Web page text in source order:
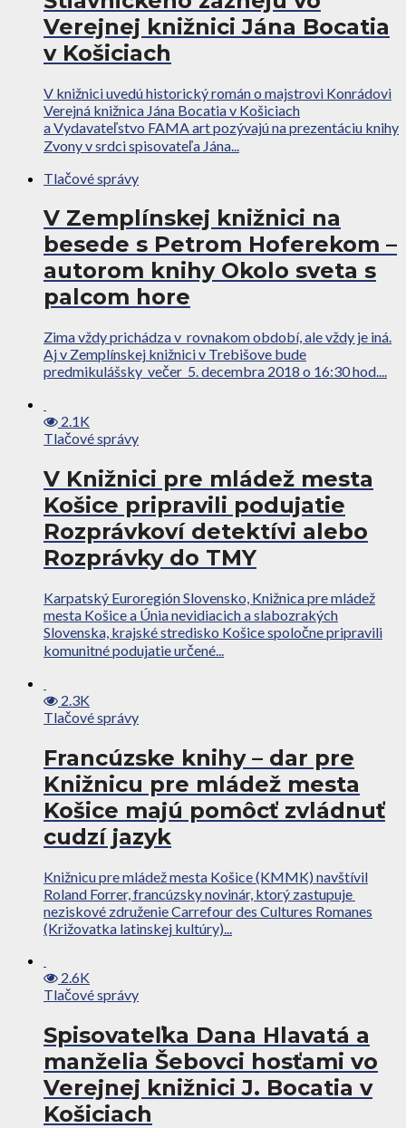
Verejnej knižnici Jána Bocatia
v Košiciach
V knižnici uvedú historický román o majstrovi Konrádovi
Verejná knižnica Jána Bocatia v Košiciach
a Vydavateľstvo FAMA art pozývajú na prezentáciu knihy
Zvony v srdci spisovateľa Jána...
Tlačové správy
V Zemplínskej knižnici na
besede s Petrom Hoferekom –
autorom knihy Okolo sveta s
palcom hore
Zima vždy prichádza v rovnakom období, ale vždy je iná.
Aj v Zemplínskej knižnici v Trebišove bude
predmikulášsky večer 5. decembra 2018 o 16:30 hod....
2.1K
Tlačové správy
V Knižnici pre mládež mesta
Košice pripravili podujatie
Rozprávkoví detektívi alebo
Rozprávky do TMY
Karpatský Euroregión Slovensko, Knižnica pre mládež
mesta Košice a Únia nevidiacich a slabozrakých
Slovenska, krajské stredisko Košice spoločne pripravili
komunitné podujatie určené...
2.3K
Tlačové správy
Francúzske knihy – dar pre
Knižnicu pre mládež mesta
Košice majú pomôcť zvládnuť
cudzí jazyk
Knižnicu pre mládež mesta Košice (KMMK) navštívil
Roland Forrer, francúzsky novinár, ktorý zastupuje
neziskové združenie Carrefour des Cultures Romanes
(Križovatka latinskej kultúry)...
2.6K
Tlačové správy
Spisovateľka Dana Hlavatá a
manželia Šebovci hosťami vo
Verejnej knižnici J. Bocatia v
Košiciach